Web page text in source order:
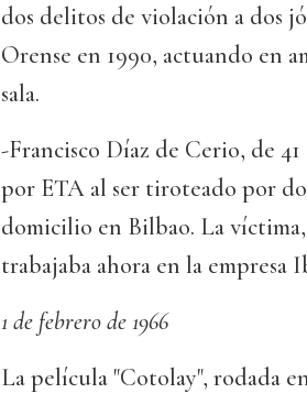
dos delitos de violación a dos
Orense en 1990, actuando en
sala.
-Francisco Díaz de Cerio, de
por ETA al ser tiroteado por
domicilio en Bilbao. La
trabajaba ahora en la empresa
1 de febrero de 1966
La película "Cotolay", rodada